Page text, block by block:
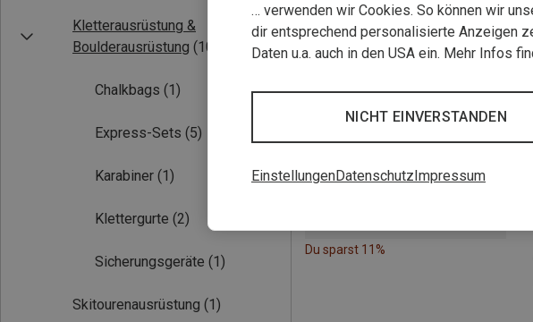
Kletterausrüstung &
Boulderausrüstung (10)
Chalkbags (1)
Express-Sets (5)
Karabiner (1)
Klettergurte (2)
Sicherungsgeräte (1)
Skitourenausrüstung (1)
Du sparst 11%
… verwenden wir Cookies. So können wir
dir entsprechend personalisierte Anzeigen
Daten u.a. auch in den USA ein. Mehr Infos
NICHT EINVERSTANDEN
EinstellungenDatenschutzImpressum